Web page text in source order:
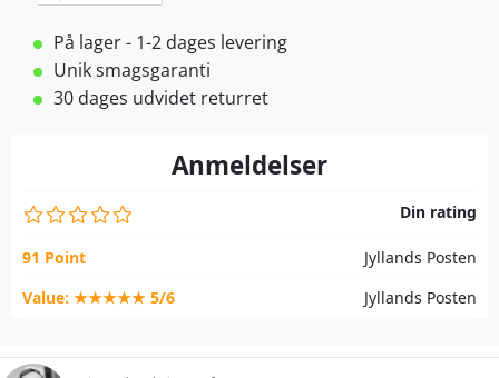
På lager - 1-2 dages levering
Unik smagsgaranti
30 dages udvidet returret
Anmeldelser
Din rating
91 Point
Jyllands Posten
Value: ★★★★★ 5/6
Jyllands Posten